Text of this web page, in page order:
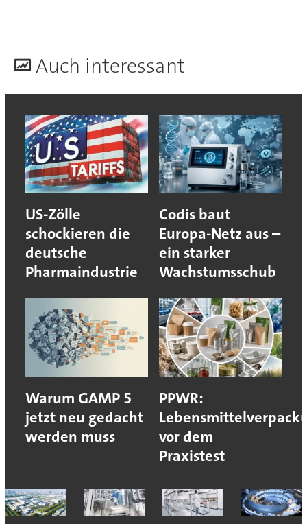
Auch interessant
US-Zölle
schockieren die
deutsche
Pharmaindustrie
Codis baut
Europa-Netz aus –
ein starker
Wachstumsschub
Warum GAMP 5
jetzt neu gedacht
werden muss
PPWR:
vor dem
Praxistest